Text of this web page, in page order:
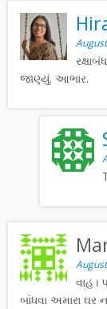
જાણ્યું. આભાર.
વાહ।
બાંધવા અમારા